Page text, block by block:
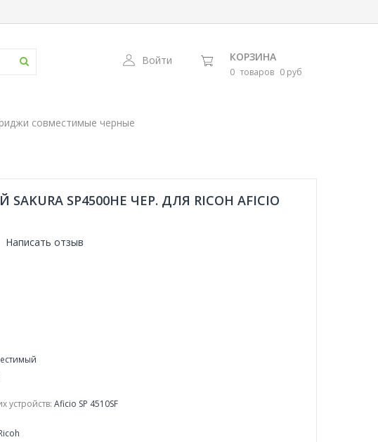
Войти КОРЗИНА
0 товаров 0 руб
совместимые черные
SP4500HE ЧЕР. ДЛЯ RICOH AFICIO
Написать отзыв
устройств: Aficio SP 4510SF